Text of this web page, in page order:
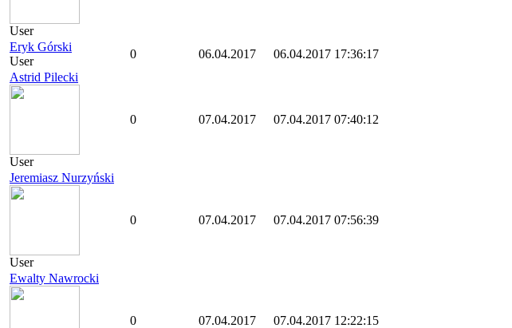
User
Eryk Górski
User
0 06.04.2017
06.04.2017 17:36:17
Astrid Pilecki
User
0 07.04.2017 07.04.2017 07:40:12
Jeremiasz Nurzyński
User
0 07.04.2017 07.04.2017 07:56:39
Ewalty Nawrocki
0 07.04.2017 07.04.2017 12:22:15